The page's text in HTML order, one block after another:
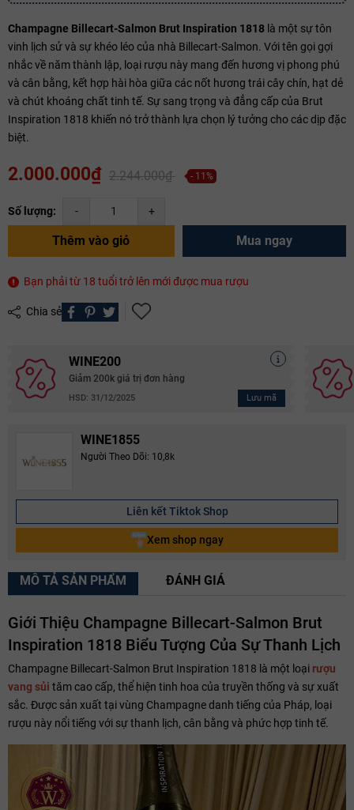
Champagne Billecart-Salmon Brut Inspiration 1818 là một sự tôn
vinh lịch sử và sự khéo léo của nhà Billecart-Salmon. Với tên gọi gợi
nhắc về năm thành lập, loại rượu này mang đến hương vị phong phú
và cân bằng, kết hợp hài hòa giữa các nốt hương trái cây chín, hạt dẻ
và chút khoáng chất tinh tế. Sự sang trọng và đẳng cấp của Brut
Inspiration 1818 khiến nó trở thành lựa chọn lý tưởng cho các dịp đặc
biệt.
2.000.000₫ 2.244.000₫ - 11%
Số lượng: - +
Thêm vào giỏ Mua ngay
Bạn phải từ 18 tuổi trở lên mới được mua rượu
Chia sẻ
WINE200
Giảm 200k giá trị đơn hàng
HSD: 31/12/2025 Lưu mã
WINE1855
Người Theo Dõi: 10,8k
Liên kết Tiktok Shop
Xem shop ngay
MÔ TẢ SẢN PHẨM ĐÁNH GIÁ
Giới Thiệu Champagne Billecart-Salmon Brut
Inspiration 1818 Biểu Tượng Của Sự Thanh Lịch
Champagne Billecart-Salmon Brut Inspiration 1818 là một loại rượu
vang sủi tăm cao cấp, thể hiện tinh hoa của truyền thống và sự xuất
sắc. Được sản xuất tại vùng Champagne danh tiếng của Pháp, loại
rượu này nổi tiếng với sự thanh lịch, cân bằng và phức hợp tinh tế.